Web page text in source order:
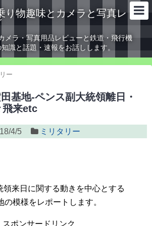
り物趣味とカメラと写真レ
メラ・写真用品レビューと鉄道・飛行機
識と話題・速報をお話しします。
ー
基地-ペンス副大統領離日・
飛来etc
4/5 ミリタリー
領来日に関する動きを中心とする
模様をレポートします。
スポンサードリンク